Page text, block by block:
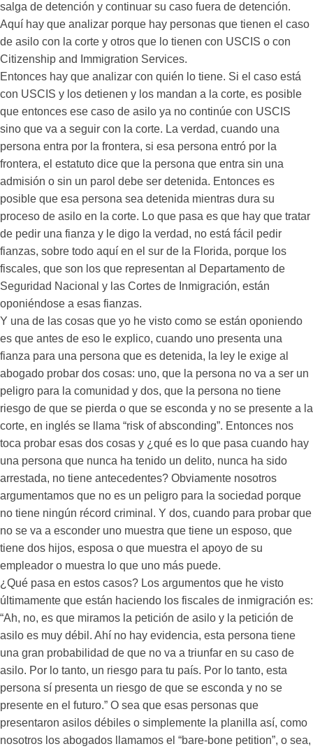
salga de detención y continuar su caso fuera de detención.
Aquí hay que analizar porque hay personas que tienen el caso
de asilo con la corte y otros que lo tienen con USCIS o con
Citizenship and Immigration Services.
Entonces hay que analizar con quién lo tiene. Si el caso está
con USCIS y los detienen y los mandan a la corte, es posible
que entonces ese caso de asilo ya no continúe con USCIS
sino que va a seguir con la corte. La verdad, cuando una
persona entra por la frontera, si esa persona entró por la
frontera, el estatuto dice que la persona que entra sin una
admisión o sin un parol debe ser detenida. Entonces es
posible que esa persona sea detenida mientras dura su
proceso de asilo en la corte. Lo que pasa es que hay que tratar
de pedir una fianza y le digo la verdad, no está fácil pedir
fianzas, sobre todo aquí en el sur de la Florida, porque los
fiscales, que son los que representan al Departamento de
Seguridad Nacional y las Cortes de Inmigración, están
oponiéndose a esas fianzas.
Y una de las cosas que yo he visto como se están oponiendo
es que antes de eso le explico, cuando uno presenta una
fianza para una persona que es detenida, la ley le exige al
abogado probar dos cosas: uno, que la persona no va a ser un
peligro para la comunidad y dos, que la persona no tiene
riesgo de que se pierda o que se esconda y no se presente a la
corte, en inglés se llama “risk of absconding”. Entonces nos
toca probar esas dos cosas y ¿qué es lo que pasa cuando hay
una persona que nunca ha tenido un delito, nunca ha sido
arrestada, no tiene antecedentes? Obviamente nosotros
argumentamos que no es un peligro para la sociedad porque
no tiene ningún récord criminal. Y dos, cuando para probar que
no se va a esconder uno muestra que tiene un esposo, que
tiene dos hijos, esposa o que muestra el apoyo de su
empleador o muestra lo que uno más puede.
¿Qué pasa en estos casos? Los argumentos que he visto
últimamente que están haciendo los fiscales de inmigración es:
“Ah, no, es que miramos la petición de asilo y la petición de
asilo es muy débil. Ahí no hay evidencia, esta persona tiene
una gran probabilidad de que no va a triunfar en su caso de
asilo. Por lo tanto, un riesgo para tu país. Por lo tanto, esta
persona sí presenta un riesgo de que se esconda y no se
presente en el futuro.” O sea que esas personas que
presentaron asilos débiles o simplemente la planilla así, como
nosotros los abogados llamamos el “bare-bone petition”, o sea,